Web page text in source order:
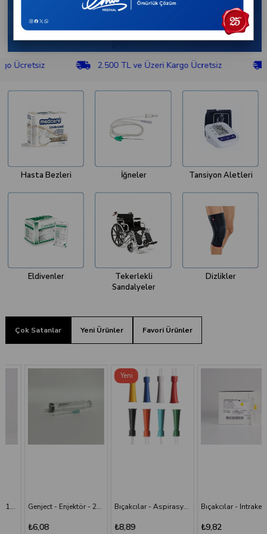
2.500 TL ve Üzeri Kargo Ücretsiz
Hasta Bezleri İğneler Tansiyon Aletleri
Eldivenler
Tekerlekli
Sandalyeler
Dizlikler
Çok Satanlar Yeni Ürünler Favori Ürünler
Genject - Enjektör - 20 cc 38 mm- 3P - Yeşil İğneli
₺6,08
Bıçakcılar - Aspirasyon Sondası
₺8,89
Bıçakcılar - Intraket - Sarı - 24G x 1 1/2"
₺9,82